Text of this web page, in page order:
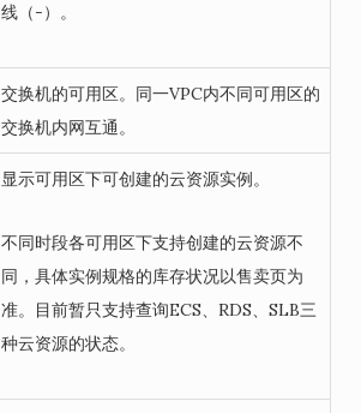
线（-）。
交换机的可用区。同一VPC内不同可用区的
交换机内网互通。
显示可用区下可创建的云资源实例。
不同时段各可用区下支持创建的云资源不
同，具体实例规格的库存状况以售卖页为
准。目前暂只支持查询ECS、RDS、SLB三
种云资源的状态。